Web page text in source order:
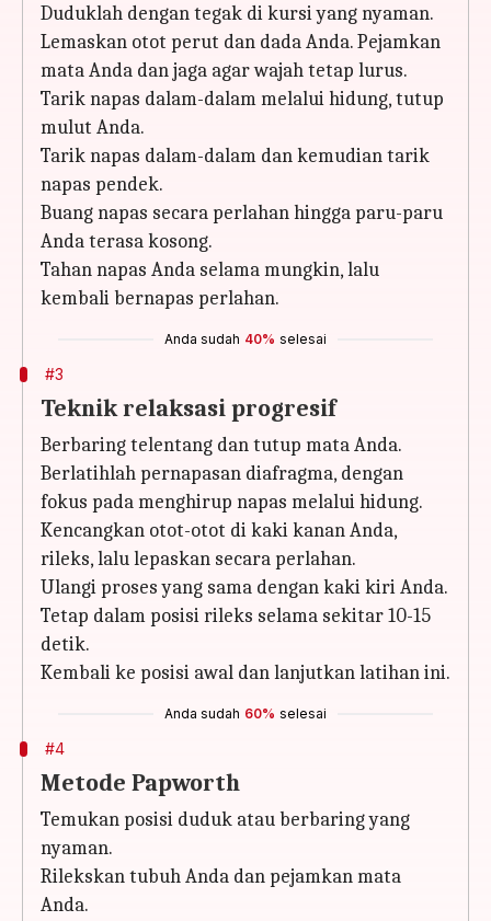
Duduklah dengan tegak di kursi yang nyaman.
Lemaskan otot perut dan dada Anda. Pejamkan
mata Anda dan jaga agar wajah tetap lurus.
Tarik napas dalam-dalam melalui hidung, tutup
mulut Anda.
Tarik napas dalam-dalam dan kemudian tarik
napas pendek.
Buang napas secara perlahan hingga paru-paru
Anda terasa kosong.
Tahan napas Anda selama mungkin, lalu
kembali bernapas perlahan.
Anda sudah 40% selesai
#3
Teknik relaksasi progresif
Berbaring telentang dan tutup mata Anda.
Berlatihlah pernapasan diafragma, dengan
fokus pada menghirup napas melalui hidung.
Kencangkan otot-otot di kaki kanan Anda,
rileks, lalu lepaskan secara perlahan.
Ulangi proses yang sama dengan kaki kiri Anda.
Tetap dalam posisi rileks selama sekitar 10-15
detik.
Kembali ke posisi awal dan lanjutkan latihan ini.
Anda sudah 60% selesai
#4
Metode Papworth
Temukan posisi duduk atau berbaring yang
nyaman.
Rilekskan tubuh Anda dan pejamkan mata
Anda.